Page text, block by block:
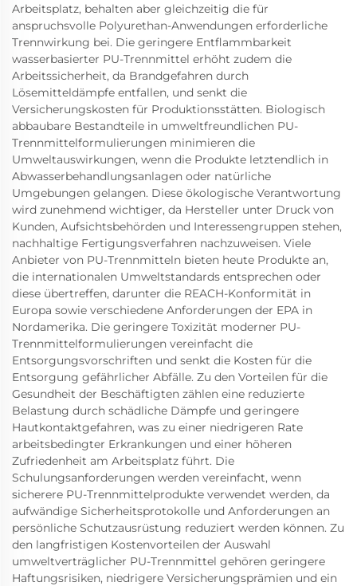
Arbeitsplatz, behalten aber gleichzeitig die für
anspruchsvolle Polyurethan-Anwendungen erforderliche
Trennwirkung bei. Die geringere Entflammbarkeit
wasserbasierter PU-Trennmittel erhöht zudem die
Arbeitssicherheit, da Brandgefahren durch
Lösemitteldämpfe entfallen, und senkt die
Versicherungskosten für Produktionsstätten. Biologisch
abbaubare Bestandteile in umweltfreundlichen PU-
Trennmittelformulierungen minimieren die
Umweltauswirkungen, wenn die Produkte letztendlich in
Abwasserbehandlungsanlagen oder natürliche
Umgebungen gelangen. Diese ökologische Verantwortung
wird zunehmend wichtiger, da Hersteller unter Druck von
Kunden, Aufsichtsbehörden und Interessengruppen stehen,
nachhaltige Fertigungsverfahren nachzuweisen. Viele
Anbieter von PU-Trennmitteln bieten heute Produkte an,
die internationalen Umweltstandards entsprechen oder
diese übertreffen, darunter die REACH-Konformität in
Europa sowie verschiedene Anforderungen der EPA in
Nordamerika. Die geringere Toxizität moderner PU-
Trennmittelformulierungen vereinfacht die
Entsorgungsvorschriften und senkt die Kosten für die
Entsorgung gefährlicher Abfälle. Zu den Vorteilen für die
Gesundheit der Beschäftigten zählen eine reduzierte
Belastung durch schädliche Dämpfe und geringere
Hautkontaktgefahren, was zu einer niedrigeren Rate
arbeitsbedingter Erkrankungen und einer höheren
Zufriedenheit am Arbeitsplatz führt. Die
Schulungsanforderungen werden vereinfacht, wenn
sicherere PU-Trennmittelprodukte verwendet werden, da
aufwändige Sicherheitsprotokolle und Anforderungen an
persönliche Schutzausrüstung reduziert werden können. Zu
den langfristigen Kostenvorteilen der Auswahl
umweltverträglicher PU-Trennmittel gehören geringere
Haftungsrisiken, niedrigere Versicherungsprämien und ein